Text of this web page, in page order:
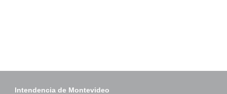
Intendencia de Montevideo